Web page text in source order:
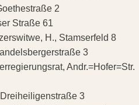
2
Straße 61
H., Stamserfeld 8
3
Andr.=Hofer=Str.
3